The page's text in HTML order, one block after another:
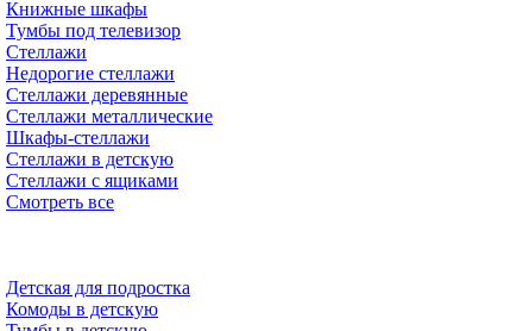
Книжные шкафы
Тумбы под телевизор
Стеллажи
Недорогие стеллажи
Стеллажи деревянные
Стеллажи металлические
Шкафы-стеллажи
Стеллажи в детскую
Стеллажи с ящиками
Смотреть все
Детская для подростка
Комоды в детскую